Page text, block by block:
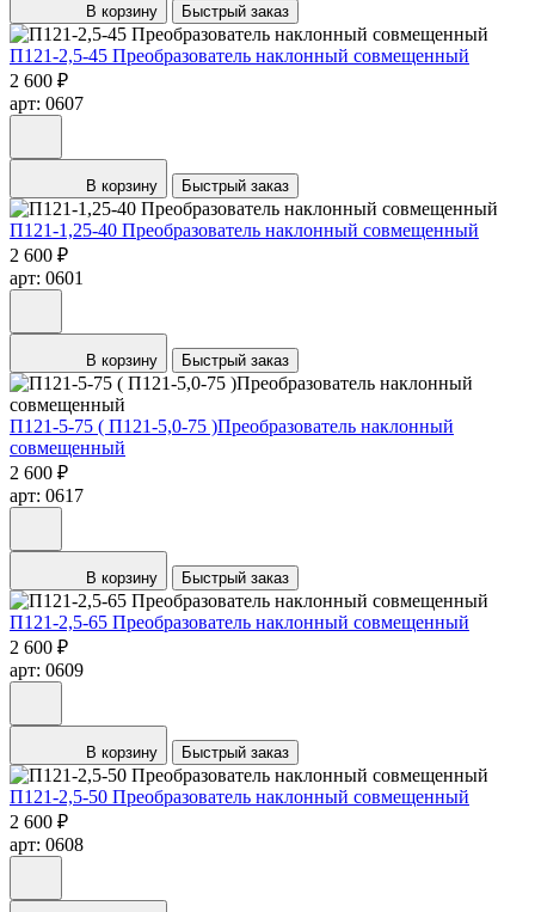
В корзину Быстрый заказ
П121-2,5-45 Преобразователь наклонный совмещенный
2 600 ₽
арт: 0607
В корзину Быстрый заказ
П121-1,25-40 Преобразователь наклонный совмещенный
2 600 ₽
арт: 0601
В корзину Быстрый заказ
П121-5-75 ( П121-5,0-75 )Преобразователь наклонный
совмещенный
2 600 ₽
арт: 0617
В корзину Быстрый заказ
П121-2,5-65 Преобразователь наклонный совмещенный
2 600 ₽
арт: 0609
В корзину Быстрый заказ
П121-2,5-50 Преобразователь наклонный совмещенный
2 600 ₽
арт: 0608